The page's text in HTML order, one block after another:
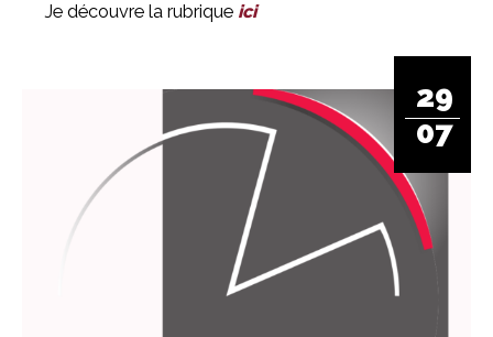
Je découvre la rubrique ici
29
07